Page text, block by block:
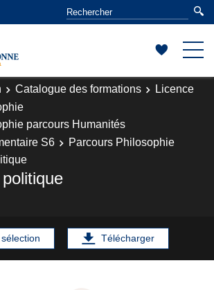
Catalogue des formations
Licence
parcours Humanités
S6
Parcours Philosophie
Télécharger